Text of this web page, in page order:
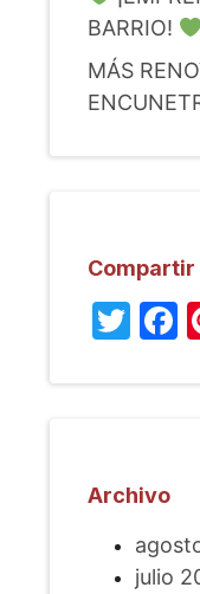
BARRIO!
MÁS
Compartir
Archivo
julio